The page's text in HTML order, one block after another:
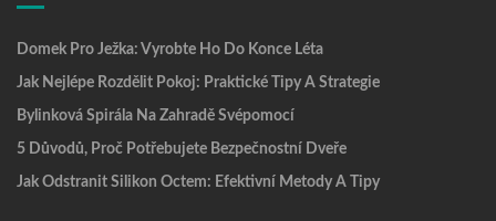
Domek Pro Ježka: Vyrobte Ho Do Konce Léta
Jak Nejlépe Rozdělit Pokoj: Praktické Tipy A Strategie
Bylinková Spirála Na Zahradě Svépomocí
5 Důvodů, Proč Potřebujete Bezpečnostní Dveře
Jak Odstranit Silikon Octem: Efektivní Metody A Tipy